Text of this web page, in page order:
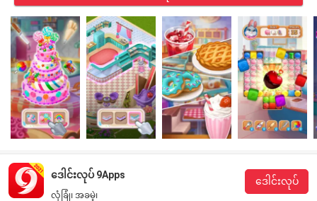
ဒေါင်းလုပ် 9Apps
လုံခြုံ၊ အခမဲ့၊
ဒေါင်းလုပ်